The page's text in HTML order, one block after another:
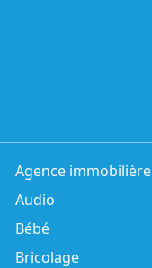
Agence immobilière
Audio
Bébé
Bricolage